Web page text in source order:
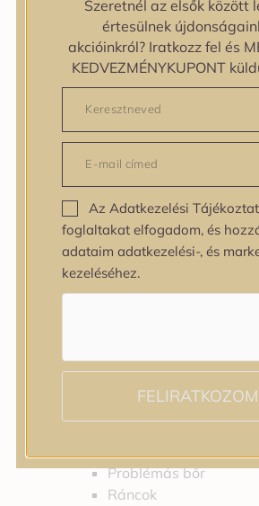
zipiderm
Bőrállapot
Bőrállapot
Bőrtípus
Bőrtípus
Kombinált
Száraz
Zsíros
Bőrprobléma
Bőrprobléma
Bőrpír
Dehidratált bőr
Érzékeny bőr
Fakóság
Problémás bőr
Ráncok
Szeretnél az elsők között
értesülnek
akcióinkról? Iratkozz fel és
KEDVEZMÉNYKUPONT
Az Adatkezelési
foglaltakat elfogadom, és
adataim adatkezelési-, és
kezeléséhez.
FELIRATKOZOM